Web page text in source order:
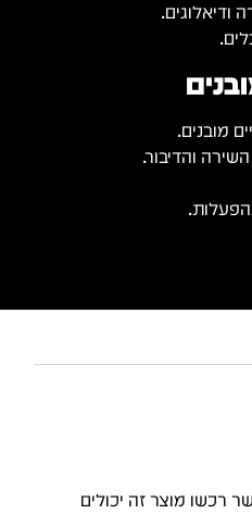
ודיאלוגים.
מובנים.
והדיבור.
רכשו מוצר זה יכולים